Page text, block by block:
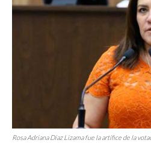
Rosa Adriana Díaz Lizama fue la artífice de la